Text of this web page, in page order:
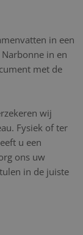
in een
in en
met de
wij
Fysiek of ter
u een
ons uw
in de juiste